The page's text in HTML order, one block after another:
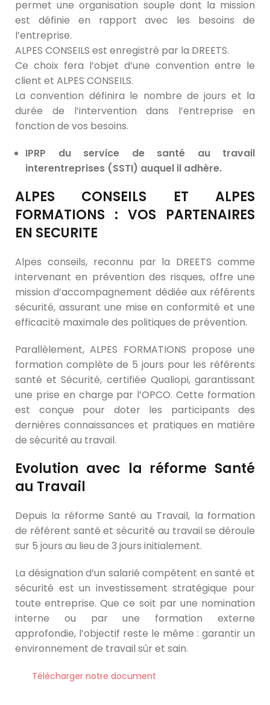
permet une organisation souple dont la mission
est définie en rapport avec les besoins de
l’entreprise.
ALPES CONSEILS est enregistré par la DREETS.
Ce choix fera l’objet d’une convention entre le
client et ALPES CONSEILS.
La convention définira le nombre de jours et la
durée de l’intervention dans l’entreprise en
fonction de vos besoins.
IPRP du service de santé au travail
interentreprises (SSTI) auquel il adhère.
ALPES CONSEILS ET ALPES
FORMATIONS : VOS PARTENAIRES
EN SECURITE
Alpes conseils, reconnu par la DREETS comme
intervenant en prévention des risques, offre une
mission d’accompagnement dédiée aux référents
sécurité, assurant une mise en conformité et une
efficacité maximale des politiques de prévention.
Parallèlement, ALPES FORMATIONS propose une
formation complète de 5 jours pour les référents
santé et Sécurité, certifiée Qualiopi, garantissant
une prise en charge par l’OPCO. Cette formation
est conçue pour doter les participants des
dernières connaissances et pratiques en matière
de sécurité au travail.
Evolution avec la réforme Santé
au Travail
Depuis la réforme Santé au Travail, la formation
de référent santé et sécurité au travail se déroule
sur 5 jours au lieu de 3 jours initialement.
La désignation d’un salarié compétent en santé et
sécurité est un investissement stratégique pour
toute entreprise. Que ce soit par une nomination
interne ou par une formation externe
approfondie, l’objectif reste le même : garantir un
environnement de travail sûr et sain.
Télécharger notre document